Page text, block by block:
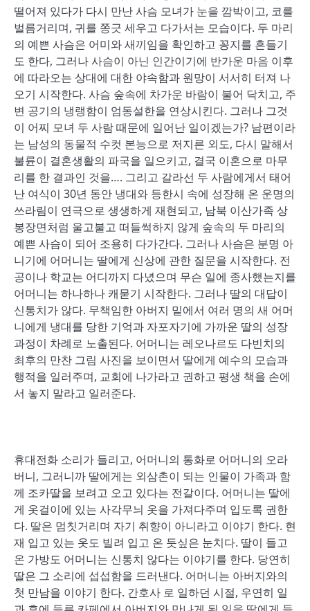
떨어져 있다가 다시 만난 사슴 모녀가 눈을 깜박이고, 코를
벌름거리며, 귀를 쫑긋 세우고 다가서는 모습이다. 두 마리
의 예쁜 사슴은 어미와 새끼임을 확인하고 꽁지를 흔들기
도 한다, 그러나 사슴이 아닌 인간이기에 반가운 마음 이후
에 따라오는 상대에 대한 야속함과 원망이 서서히 터져 나
오기 시작한다. 사슴 숲속에 차가운 바람이 불어 닥치고, 주
변 공기의 냉랭함이 엄동설한을 연상시킨다. 그러나 그것
이 어찌 모녀 두 사람 때문에 일어난 일이겠는가? 남편이라
는 남성의 동물적 수컷 본능으로 저지른 외도, 다시 말해서
불륜이 결혼생활의 파국을 일으키고, 결국 이혼으로 마무
리를 한 결과인 것을…. 그리고 갈라선 두 사람에게서 태어
난 여식이 30년 동안 냉대와 등한시 속에 성장해 온 운명의
쓰라림이 연극으로 생생하게 재현되고, 남북 이산가족 상
봉장면처럼 울고불고 떠들썩하지 않게 숲속의 두 마리의
예쁜 사슴이 되어 조용히 다가간다. 그러나 사슴은 분명 아
니기에 어머니는 딸에게 신상에 관한 질문을 시작한다. 전
공이나 학교는 어디까지 다녔으며 무슨 일에 종사했는지를
어머니는 하나하나 캐묻기 시작한다. 그러나 딸의 대답이
신통치가 않다. 무책임한 아버지 밑에서 여러 명의 새 어머
니에게 냉대를 당한 기억과 자포자기에 가까운 딸의 성장
과정이 차례로 노출된다. 어머니는 레오나르도 다빈치의
최후의 만찬 그림 사진을 보이면서 딸에게 예수의 모습과
행적을 일러주며, 교회에 나가라고 권하고 평생 책을 손에
서 놓지 말라고 일러준다.
휴대전화 소리가 들리고, 어머니의 통화로 어머니의 오라
버니, 그러니까 딸에게는 외삼촌이 되는 인물이 가족과 함
께 조카딸을 보려고 오고 있다는 전갈이다. 어머니는 딸에
게 옷걸이에 있는 사각무늬 옷을 가져다주며 입도록 권한
다. 딸은 멈칫거리며 자기 취향이 아니라고 이야기 한다. 현
재 입고 있는 옷도 빌려 입고 온 듯싶은 눈치다. 딸이 들고
온 가방도 어머니는 신통치 않다는 이야기를 한다. 당연히
딸은 그 소리에 섭섭함을 드러낸다. 어머니는 아버지와의
첫 만남을 이야기 한다. 간호사 로 일하던 시절, 우연히 일